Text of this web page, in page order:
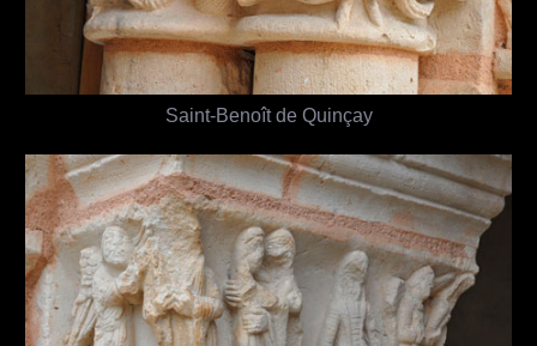
Saint-Benoît de Quinçay